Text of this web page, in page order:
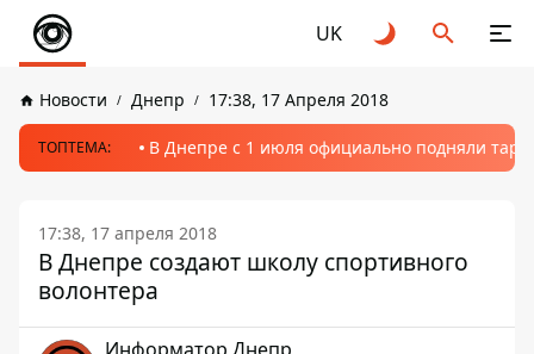
UK
Новости Днепр 17:38, 17 Апреля 2018
ТОПТЕМА: В Днепре с 1 июля официально подняли
17:38, 17 апреля 2018
В Днепре создают школу спортивного
волонтера